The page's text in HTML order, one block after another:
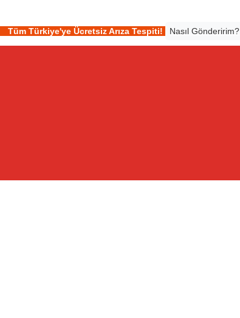
Tüm Türkiye'ye Ücretsiz Arıza Tespiti! Nasıl Gönderirim?